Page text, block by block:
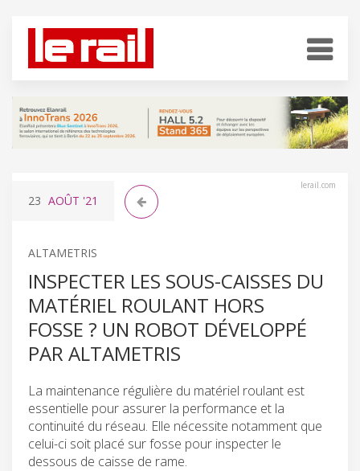
lerail.com
23 AOÛT '21
ALTAMETRIS
INSPECTER LES SOUS-CAISSES DU
MATÉRIEL ROULANT HORS
FOSSE ? UN ROBOT DÉVELOPPÉ
PAR ALTAMETRIS
La maintenance régulière du matériel roulant est
essentielle pour assurer la performance et la
continuité du réseau. Elle nécessite notamment que
celui-ci soit placé sur fosse pour inspecter le
dessous de caisse de rame.